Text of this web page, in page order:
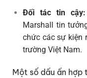
Đối tác tin cậy:
Marshall tin
chức các sự kiện
trường Việt Nam.
Một số dấu ấn hợp